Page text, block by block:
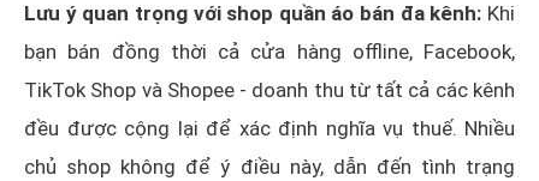
Lưu ý quan trọng với shop quần áo bán đa kênh: Khi
bạn bán đồng thời cả cửa hàng offline, Facebook,
TikTok Shop và Shopee - doanh thu từ tất cả các kênh
đều được cộng lại để xác định nghĩa vụ thuế. Nhiều
chủ shop không để ý điều này, dẫn đến tình trạng